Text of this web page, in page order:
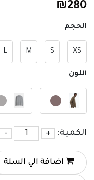
₪280
الحجم
XS
S
M
L
اللون
الكمية: +
-
اضافة الي السلة